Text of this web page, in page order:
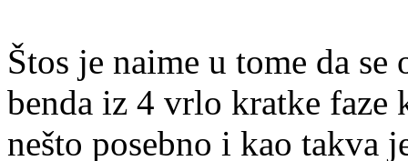
Štos je naime u tome da
benda iz 4 vrlo kratke faze
nešto posebno i kao takva